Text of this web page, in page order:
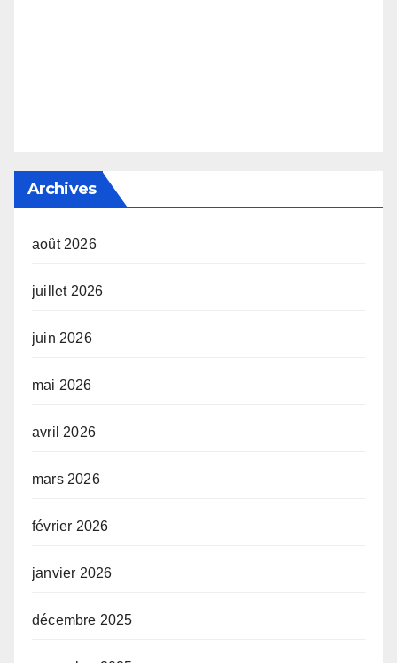
Archives
août 2026
juillet 2026
juin 2026
mai 2026
avril 2026
mars 2026
février 2026
janvier 2026
décembre 2025